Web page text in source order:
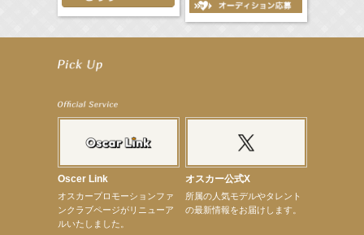
【笛木優子】8月13日（木）ドラマ『大空港〜GATE24〜』ゲスト出演決定！
【elfin’】7thシングル『全世界』がFMたいはくでO.A.決定♪
【elfin’】7thシングル『全世界』がFM-UUでO.A.決定♪
【elfin’】7thシングル『全世界』がFM TANABEでO.A.決定♪
【昆虫ハンター牧田習】8月13日（木）プライムツリー赤池「ふれあい昆虫フェスティバル」トーク
ショーゲスト出演！
【井頭愛海】『小さなお葬式』TV-CM出演！
【定本楓馬】WEB DIGVII 連載企画『東京23時』に登場！
Oscer Link
オスカープロモーションファ
ンクラブページがリニューア
ルいたしました。
オスカー公式X
所属の人気モデルやタレント
の最新情報をお届けします。